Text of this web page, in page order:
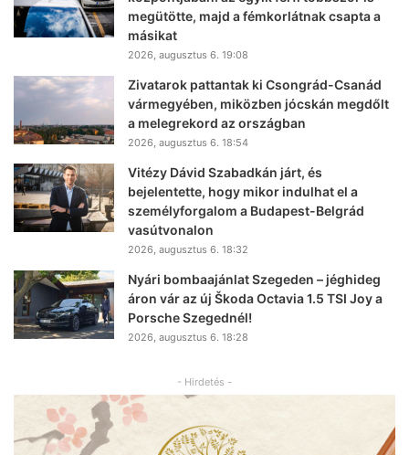
megütötte, majd a fémkorlátnak csapta a
másikat
2026, augusztus 6. 19:08
Zivatarok pattantak ki Csongrád-Csanád
vármegyében, miközben jócskán megdőlt
a melegrekord az országban
2026, augusztus 6. 18:54
Vitézy Dávid Szabadkán járt, és
bejelentette, hogy mikor indulhat el a
személyforgalom a Budapest-Belgrád
vasútvonalon
2026, augusztus 6. 18:32
Nyári bombaajánlat Szegeden – jéghideg
áron vár az új Škoda Octavia 1.5 TSI Joy a
Porsche Szegednél!
2026, augusztus 6. 18:28
- Hirdetés -